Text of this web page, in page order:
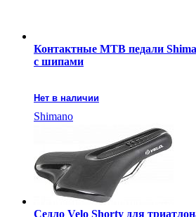
Контактные MTB педали
с шипами
Нет в наличии
Shimano
Седло Velo Shorty для